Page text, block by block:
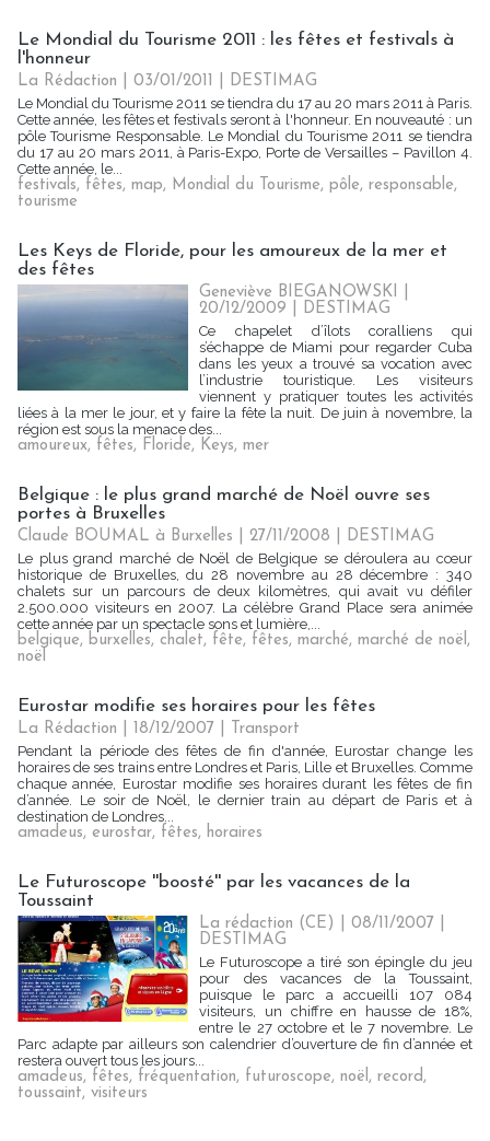
Le Mondial du Tourisme 2011 : les fêtes et festivals à
l'honneur
La Rédaction | 03/01/2011
DESTIMAG
Le Mondial du Tourisme 2011 se tiendra du 17 au 20 mars 2011 à Paris.
Cette année, les fêtes et festivals seront à l'honneur. En nouveauté : un
pôle Tourisme Responsable. Le Mondial du Tourisme 2011 se tiendra
du 17 au 20 mars 2011, à Paris-Expo, Porte de Versailles – Pavillon 4.
Cette année, le...
festivals, fêtes, map, Mondial du Tourisme, pôle, responsable,
tourisme
Les Keys de Floride, pour les amoureux de la mer et
des fêtes
Geneviève BIEGANOWSKI |
20/12/2009
DESTIMAG
Ce chapelet d’îlots coralliens qui
s’échappe de Miami pour regarder Cuba
dans les yeux a trouvé sa vocation avec
l’industrie touristique. Les visiteurs
viennent y pratiquer toutes les activités
liées à la mer le jour, et y faire la fête la nuit. De juin à novembre, la
région est sous la menace des...
amoureux, fêtes, Floride, Keys, mer
Belgique : le plus grand marché de Noël ouvre ses
portes à Bruxelles
Claude BOUMAL à Burxelles | 27/11/2008
DESTIMAG
Le plus grand marché de Noël de Belgique se déroulera au cœur
historique de Bruxelles, du 28 novembre au 28 décembre : 340
chalets sur un parcours de deux kilomètres, qui avait vu défiler
2.500.000 visiteurs en 2007. La célèbre Grand Place sera animée
cette année par un spectacle sons et lumière,...
belgique, burxelles, chalet, fête, fêtes, marché, marché de noël ,
noël
Eurostar modifie ses horaires pour les fêtes
La Rédaction | 18/12/2007
Transport
Pendant la période des fêtes de fin d'année, Eurostar change les
horaires de ses trains entre Londres et Paris, Lille et Bruxelles. Comme
chaque année, Eurostar modifie ses horaires durant les fêtes de fin
d’année. Le soir de Noël, le dernier train au départ de Paris et à
destination de Londres...
amadeus, eurostar, fêtes, horaires
Le Futuroscope ''boosté'' par les vacances de la
Toussaint
La rédaction (CE) | 08/11/2007
DESTIMAG
Le Futuroscope a tiré son épingle du jeu
pour des vacances de la Toussaint,
puisque le parc a accueilli 107 084
visiteurs, un chiffre en hausse de 18%,
entre le 27 octobre et le 7 novembre. Le
Parc adapte par ailleurs son calendrier d’ouverture de fin d’année et
restera ouvert tous les jours...
amadeus, fêtes, fréquentation, futuroscope, noël , record ,
toussaint, visiteurs